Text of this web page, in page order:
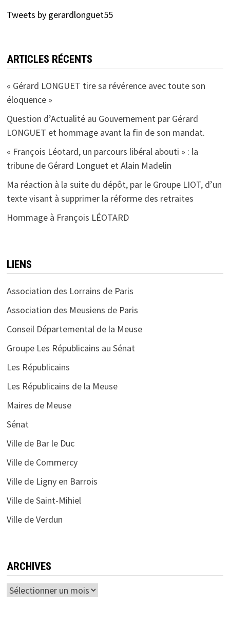
Tweets by gerardlonguet55
ARTICLES RÉCENTS
« Gérard LONGUET tire sa révérence avec toute son
éloquence »
Question d’Actualité au Gouvernement par Gérard
LONGUET et hommage avant la fin de son mandat.
« François Léotard, un parcours libéral abouti » : la
tribune de Gérard Longuet et Alain Madelin
Ma réaction à la suite du dépôt, par le Groupe LIOT, d’un
texte visant à supprimer la réforme des retraites
Hommage à François LÉOTARD
LIENS
Association des Lorrains de Paris
Association des Meusiens de Paris
Conseil Départemental de la Meuse
Groupe Les Républicains au Sénat
Les Républicains
Les Républicains de la Meuse
Maires de Meuse
Sénat
Ville de Bar le Duc
Ville de Commercy
Ville de Ligny en Barrois
Ville de Saint-Mihiel
Ville de Verdun
ARCHIVES
Archives